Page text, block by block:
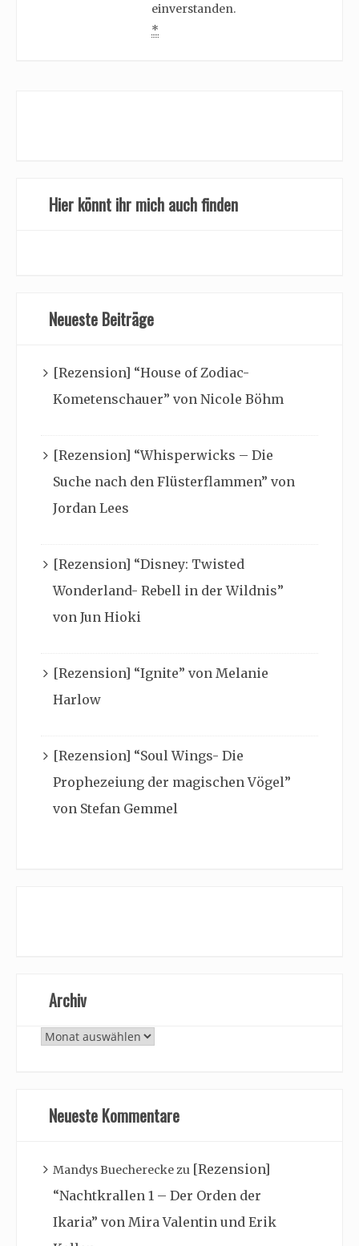
einverstanden.
*
Hier könnt ihr mich auch finden
Neueste Beiträge
[Rezension] “House of Zodiac-
Kometenschauer” von Nicole Böhm
[Rezension] “Whisperwicks – Die
Suche nach den Flüsterflammen” von
Jordan Lees
[Rezension] “Disney: Twisted
Wonderland- Rebell in der Wildnis”
von Jun Hioki
[Rezension] “Ignite” von Melanie
Harlow
[Rezension] “Soul Wings- Die
Prophezeiung der magischen Vögel”
von Stefan Gemmel
Archiv
Archiv
Neueste Kommentare
Mandys Buechereckezu [Rezension]
“Nachtkrallen 1 – Der Orden der
Ikaria” von Mira Valentin und Erik